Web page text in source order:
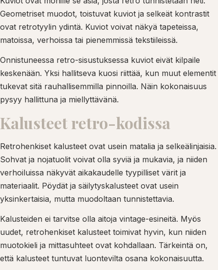
Geometriset muodot, toistuvat kuviot ja selkeät kontrastit
ovat retrotyylin ydintä. Kuviot voivat näkyä tapeteissa,
matoissa, verhoissa tai pienemmissä tekstiileissä.
Onnistuneessa retro-sisustuksessa kuviot eivät kilpaile
keskenään. Yksi hallitseva kuosi riittää, kun muut elementit
tukevat sitä rauhallisemmilla pinnoilla. Näin kokonaisuus
pysyy hallittuna ja miellyttävänä.
Kalusteet retro-kodissa
Retrohenkiset kalusteet ovat usein matalia ja selkeälinjaisia.
Sohvat ja nojatuolit voivat olla syviä ja mukavia, ja niiden
verhoiluissa näkyvät aikakaudelle tyypilliset värit ja
materiaalit. Pöydät ja säilytyskalusteet ovat usein
yksinkertaisia, mutta muodoltaan tunnistettavia.
Kalusteiden ei tarvitse olla aitoja vintage-esineitä. Myös
uudet, retrohenkiset kalusteet toimivat hyvin, kun niiden
muotokieli ja mittasuhteet ovat kohdallaan. Tärkeintä on,
että kalusteet tuntuvat luontevilta osana kokonaisuutta.